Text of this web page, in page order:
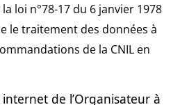
loi n°78-17 du 6 janvier 1978
le traitement des données à
de la CNIL en
de l’Organisateur à